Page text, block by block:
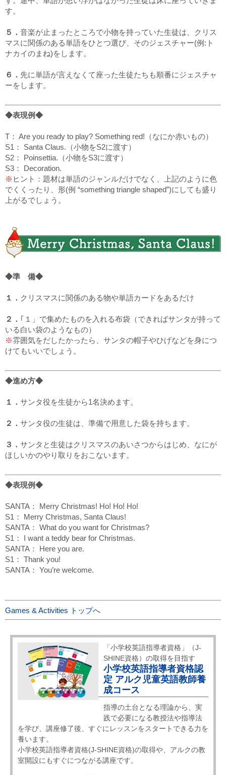
す。
５． 音楽が止まったところで小物を持っていた生徒は、クリス
マスに関係のある単語をひとつ選び、そのジェスチャー(例:ト
ナカイのまね)をします。
６． 先に単語が言えなくて座った生徒たちも順番にジェスチャ
ーをします。
◆表現例◆
T： Are you ready to play? Something red! （なにか赤いもの）
S1： Santa Claus. （小物をS2に渡す）
S2： Poinsettia. （小物をS3に渡す）
S3： Decoration.
※ ヒント：題材は単語のジャンルだけでなく、上記のように色
でくくったり、形(例 “something triangle shaped”)にしても盛り
上がるでしょう。
◆準 備◆
１． クリスマスに関係のある物や単語カードをあるだけ
２． ｢１」で集めたものを入れる布袋（できればサンタが持って
いる白い袋のようなもの）
※雰囲気をだしたかったら、サンタの帽子やひげなどを身につ
けてもいいでしょう。
◆進め方◆
１． サンタ役を生徒から1名決めます。
２． サンタ役の生徒は、準備で用意した袋を持ちます。
３． サンタと生徒はクリスマスのあいさつからはじめ、なにが
ほしいかのやり取りをおこないます。
◆表現例◆
SANTA： Merry Christmas! Ho! Ho! Ho!
S1： Merry Christmas, Santa Claus!
SANTA： What do you want for Christmas?
S1： I want a teddy bear for Christmas.
SANTA： Here you are.
S1： Thank you!
SANTA： You’re welcome.
Games & Activities トップへ
「小学校英語指導者資格」（J-
SHINE資格）の取得を目指す
小学校英語指導者資格認
定 アルク児童英語教師養
成コース
指導の土台となる理論から、実
践で必要になる教授法や指導法
を学び、講座修了後、すぐにレッスンをスタートできる力を
養います。
小学校英語指導者資格(J-SHINE資格)の取得や、アルクの教
室開設にもすぐにつながる講座です。